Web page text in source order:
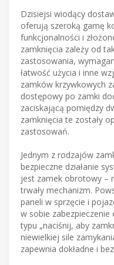
Dzisiejsi wiodący
oferują szeroką gamę
funkcjonalności i
zamknięcia zależy od
zastosowania,
łatwość użycia i inne
zamków krzywkowych
dostępowy po zamki
zaciskającą pomiędzy
zamknięcia te zostały
zastosowań.
Jednym z rodzajów
bezpieczne działanie
jest zamek obrotowy –
trwały mechanizm.
paneli w sprzęcie i
w sobie
typu „naciśnij, aby
niewielkiej sile
zapewnia dokładne i